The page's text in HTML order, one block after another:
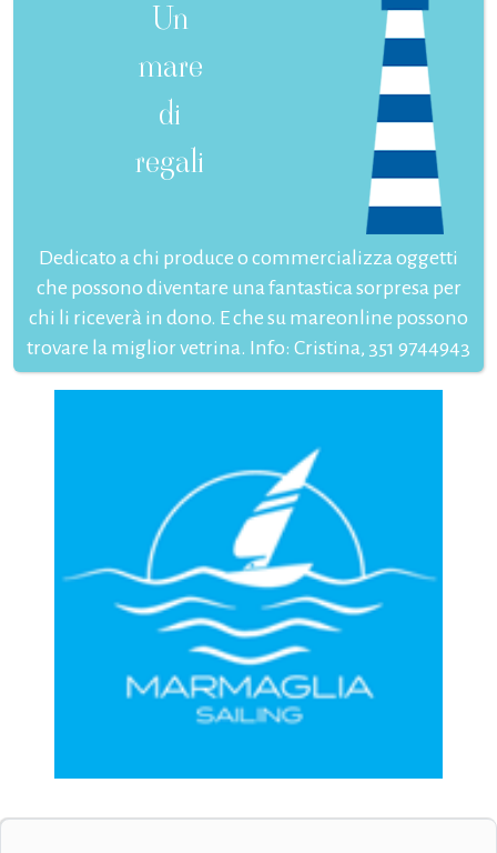
Un
mare
di
regali
Dedicato a chi produce o commercializza oggetti
che possono diventare una fantastica sorpresa per
chi li riceverà in dono. E che su mareonline possono
trovare la miglior vetrina. Info: Cristina, 351 9744943